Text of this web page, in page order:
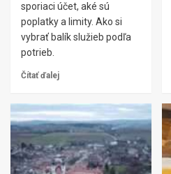
sporiaci účet, aké sú
poplatky a limity. Ako si
vybrať balík služieb podľa
potrieb.
Čítať ďalej